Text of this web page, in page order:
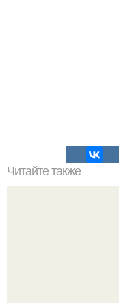
Читайте также